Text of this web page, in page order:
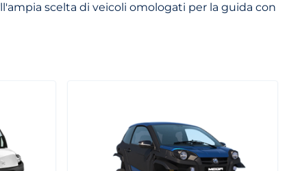
scelta di veicoli omologati per la guida con